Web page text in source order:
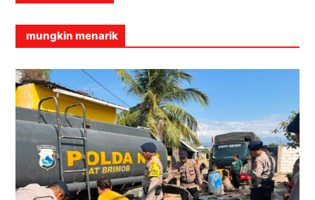
mungkin menarik